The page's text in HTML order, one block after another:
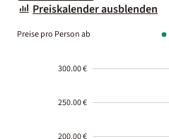
Preiskalender ausblenden
Preise pro Person ab
300.00 €
250.00 €